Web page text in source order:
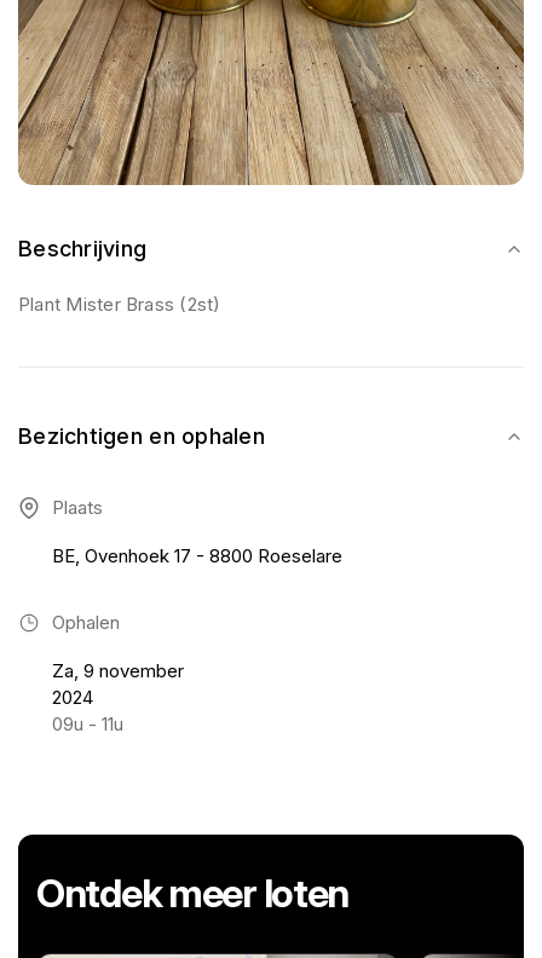
Beschrijving
Plant Mister Brass (2st)
Bezichtigen en ophalen
Plaats
BE, Ovenhoek 17 - 8800 Roeselare
Ophalen
Za, 9 november
2024
09u - 11u
Ontdek meer loten